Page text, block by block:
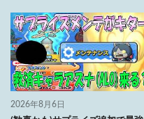
2026年8月6日